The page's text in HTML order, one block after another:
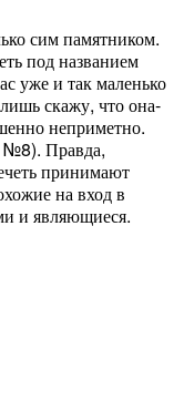
сим памятником.
под названием
уже и так маленько
лишь скажу, что она-
неприметно.
№8). Правда,
принимают
на вход в
и являющиеся.